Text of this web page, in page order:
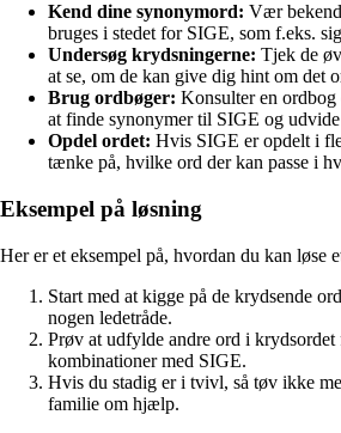
Kend dine synonymord: Vær
bruges i stedet for SIGE, som f.eks.
Undersøg krydsningerne: Tjek de
at se, om de kan give dig hint om det
Brug ordbøger: Konsulter en
at finde synonymer til SIGE og
Opdel ordet: Hvis SIGE er opdelt i
tænke på, hvilke ord der kan passe i
Eksempel på løsning
Her er et eksempel på, hvordan du kan løse
Start med at kigge på de krydsende
nogen ledetråde.
Prøv at udfylde andre ord i krydsordet
kombinationer med SIGE.
Hvis du stadig er i tvivl, så tøv ikke
familie om hjælp.